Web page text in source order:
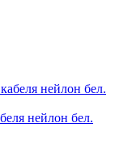
нейлон бел.